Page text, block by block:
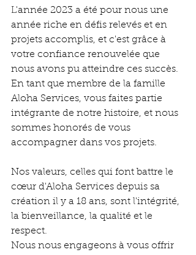
L'année 2023 a été pour nous une
année riche en défis relevés et en
projets accomplis, et c'est grâce à
votre confiance renouvelée que
nous avons pu atteindre ces succès.
En tant que membre de la famille
Aloha Services, vous faites partie
intégrante de notre histoire, et nous
sommes honorés de vous
accompagner dans vos projets.
Nos valeurs, celles qui font battre le
cœur d'Aloha Services depuis sa
création il y a 18 ans, sont l'intégrité,
la bienveillance, la qualité et le
respect.
Nous nous engageons à vous offrir